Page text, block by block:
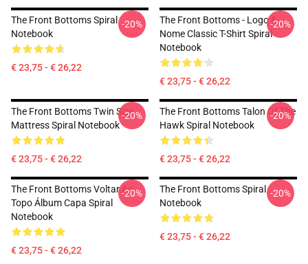
The Front Bottoms Spiral
Notebook
€ 23,75 - € 26,22
-20%
The Front Bottoms - Logo &
Nome Classic T-Shirt Spiral
Notebook
€ 23,75 - € 26,22
-20%
The Front Bottoms Twin Size
Mattress Spiral Notebook
€ 23,75 - € 26,22
-20%
The Front Bottoms Talon Of The
Hawk Spiral Notebook
€ 23,75 - € 26,22
-20%
The Front Bottoms Voltar Ao
Topo Álbum Capa Spiral
Notebook
€ 23,75 - € 26,22
-20%
The Front Bottoms Spiral
Notebook
€ 23,75 - € 26,22
-20%